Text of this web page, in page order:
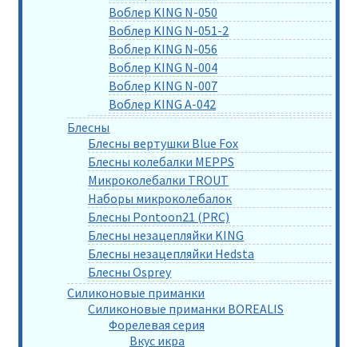
Воблер KING N-050
Воблер KING N-051-2
Воблер KING N-056
Воблер KING N-004
Воблер KING N-007
Воблер KING A-042
Блесны
Блесны вертушки Blue Fox
Блесны колебалки MEPPS
Микроколебалки TROUT
Наборы микроколебалок
Блесны Pontoon21 (PRC)
Блесны незацепляйки KING
Блесны незацепляйки Hedsta
Блесны Osprey
Силиконовые приманки
Силиконовые приманки BOREALIS
Форелевая серия
Вкус икра